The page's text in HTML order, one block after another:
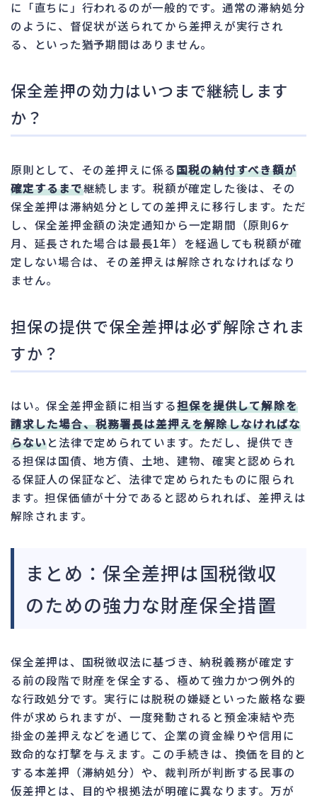
に「直ちに」行われるのが一般的です。通常の滞納処分
のように、督促状が送られてから差押えが実行され
る、といった猶予期間はありません。
保全差押の効力はいつまで継続します
か？
原則として、その差押えに係る国税の納付すべき額が
確定するまで継続します。税額が確定した後は、その
保全差押は滞納処分としての差押えに移行します。ただ
し、保全差押金額の決定通知から一定期間（原則6ヶ
月、延長された場合は最長1年）を経過しても税額が確
定しない場合は、その差押えは解除されなければなり
ません。
担保の提供で保全差押は必ず解除されま
すか？
はい。保全差押金額に相当する担保を提供して解除を
請求した場合、税務署長は差押えを解除しなければな
らないと法律で定められています。ただし、提供でき
る担保は国債、地方債、土地、建物、確実と認められ
る保証人の保証など、法律で定められたものに限られ
ます。担保価値が十分であると認められれば、差押えは
解除されます。
まとめ：保全差押は国税徴収
のための強力な財産保全措置
保全差押は、国税徴収法に基づき、納税義務が確定す
る前の段階で財産を保全する、極めて強力かつ例外的
な行政処分です。実行には脱税の嫌疑といった厳格な要
件が求められますが、一度発動されると預金凍結や売
掛金の差押えなどを通じて、企業の資金繰りや信用に
致命的な打撃を与えます。この手続きは、換価を目的と
する本差押（滞納処分）や、裁判所が判断する民事の
仮差押とは、目的や根拠法が明確に異なります。万が